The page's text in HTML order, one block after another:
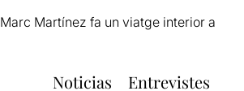
Marc Martínez fa un viatge interior a
Noticias
Entrevistes